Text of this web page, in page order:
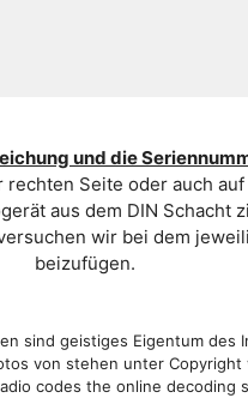
und die
Seite oder auch
aus dem DIN
wir bei dem
beizufügen.
sind geistiges Eigentum
von stehen unter
codes the online